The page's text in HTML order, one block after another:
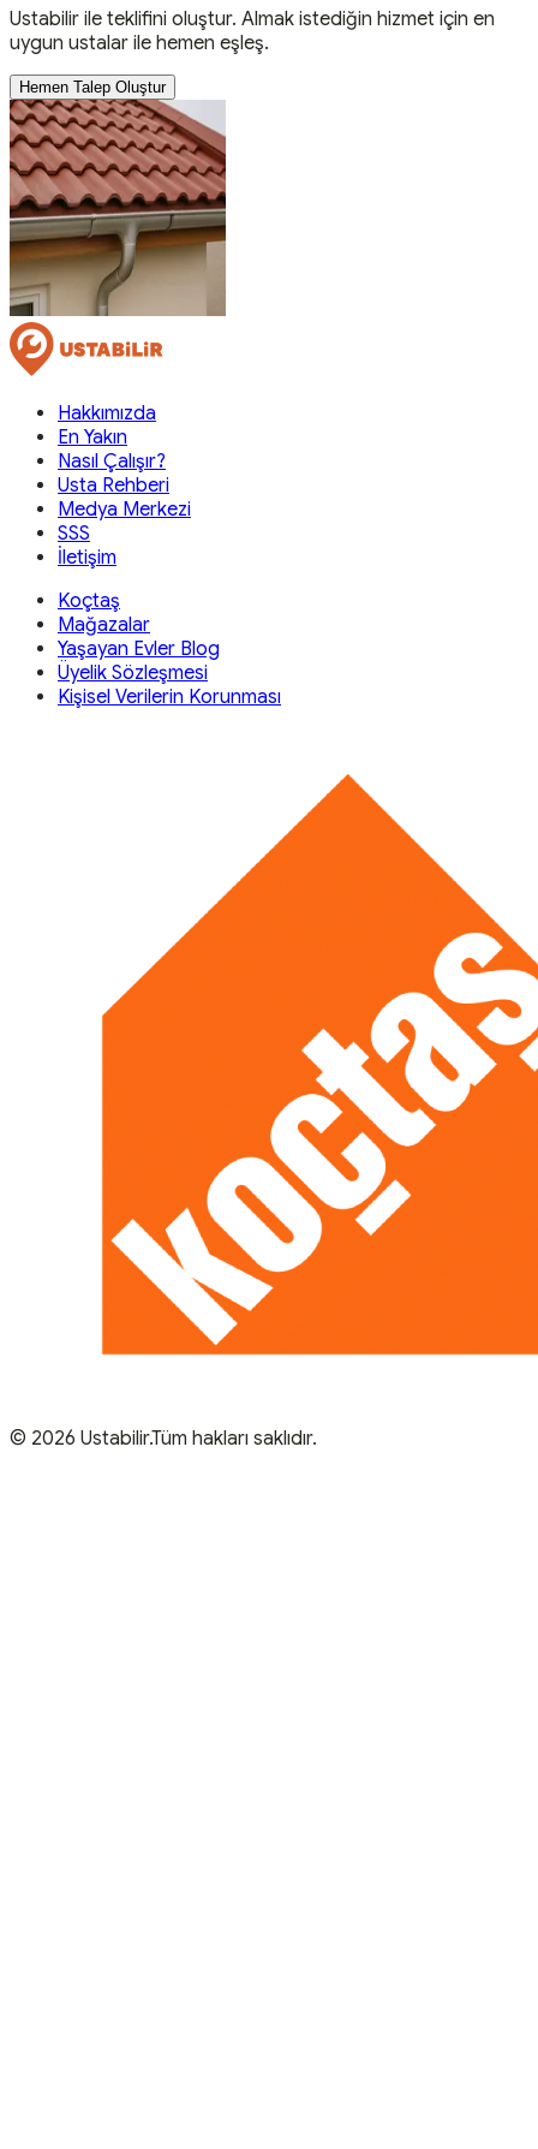
Ustabilir ile teklifini oluştur. Almak istediğin hizmet için en
uygun ustalar ile hemen eşleş.
Hemen Talep Oluştur
Hakkımızda
En Yakın
Nasıl Çalışır?
Usta Rehberi
Medya Merkezi
SSS
İletişim
Koçtaş
Mağazalar
Yaşayan Evler Blog
Üyelik Sözleşmesi
Kişisel Verilerin Korunması
© 2026 Ustabilir.Tüm hakları saklıdır.